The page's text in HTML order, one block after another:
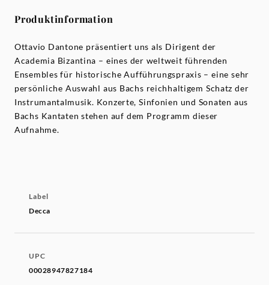
Produktinformation
Ottavio Dantone präsentiert uns als Dirigent der
Academia Bizantina – eines der weltweit führenden
Ensembles für historische Aufführungspraxis – eine sehr
persönliche Auswahl aus Bachs reichhaltigem Schatz der
Instrumantalmusik. Konzerte, Sinfonien und Sonaten aus
Bachs Kantaten stehen auf dem Programm dieser
Aufnahme.
Label
Decca
UPC
00028947827184